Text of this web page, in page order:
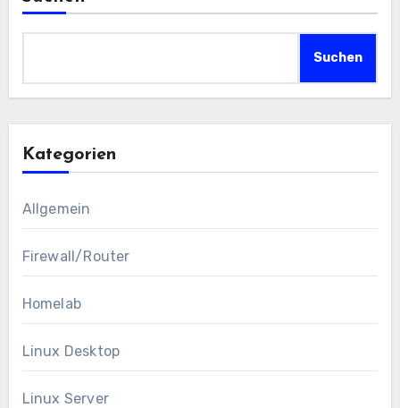
Suchen
Kategorien
Allgemein
Firewall/Router
Homelab
Linux Desktop
Linux Server